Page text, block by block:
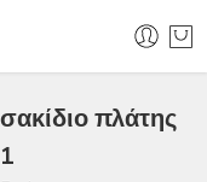
πλάτης